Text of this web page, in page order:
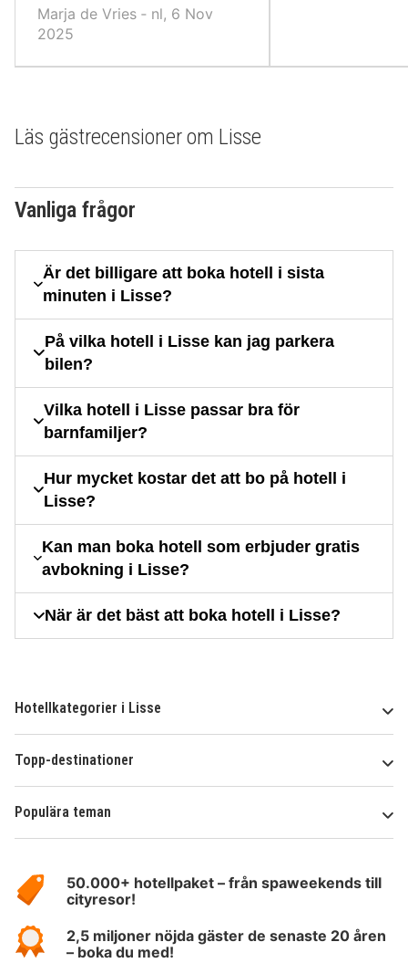
Marja de Vries ‐ nl, 6 Nov
2025
Läs gästrecensioner om Lisse
Vanliga frågor
Är det billigare att boka hotell i sista
minuten i Lisse?
På vilka hotell i Lisse kan jag parkera
bilen?
Vilka hotell i Lisse passar bra för
barnfamiljer?
Hur mycket kostar det att bo på hotell i
Lisse?
Kan man boka hotell som erbjuder gratis
avbokning i Lisse?
När är det bäst att boka hotell i Lisse?
Hotellkategorier i Lisse
Topp-destinationer
Populära teman
HotelSpecials50.000+ hotellpaket – från spaweekends till
cityresor!
2,5 miljoner nöjda gäster de senaste 20 åren
– boka du med!